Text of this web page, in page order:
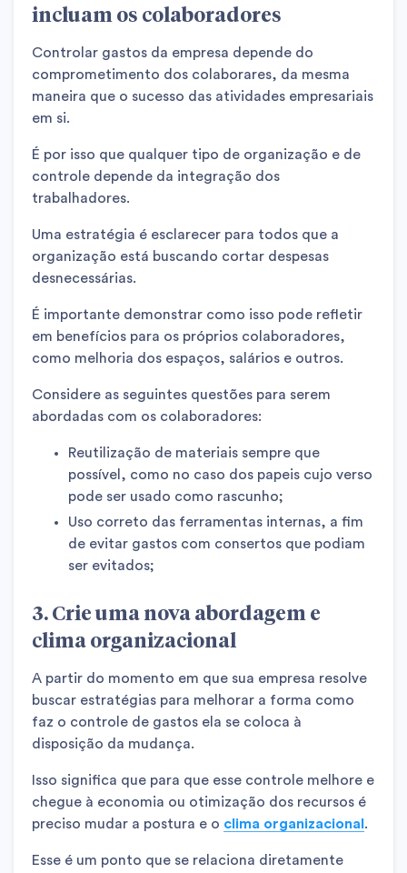
incluam os colaboradores
Controlar gastos da empresa depende do
comprometimento dos colaborares, da mesma
maneira que o sucesso das atividades empresariais
em si.
É por isso que qualquer tipo de organização e de
controle depende da integração dos
trabalhadores.
Uma estratégia é esclarecer para todos que a
organização está buscando cortar despesas
desnecessárias.
É importante demonstrar como isso pode refletir
em benefícios para os próprios colaboradores,
como melhoria dos espaços, salários e outros.
Considere as seguintes questões para serem
abordadas com os colaboradores:
Reutilização de materiais sempre que
possível, como no caso dos papeis cujo verso
pode ser usado como rascunho;
Uso correto das ferramentas internas, a fim
de evitar gastos com consertos que podiam
ser evitados;
3. Crie uma nova abordagem e
clima organizacional
A partir do momento em que sua empresa resolve
buscar estratégias para melhorar a forma como
faz o controle de gastos ela se coloca à
disposição da mudança.
Isso significa que para que esse controle melhore e
chegue à economia ou otimização dos recursos é
preciso mudar a postura e o clima organizacional .
Esse é um ponto que se relaciona diretamente